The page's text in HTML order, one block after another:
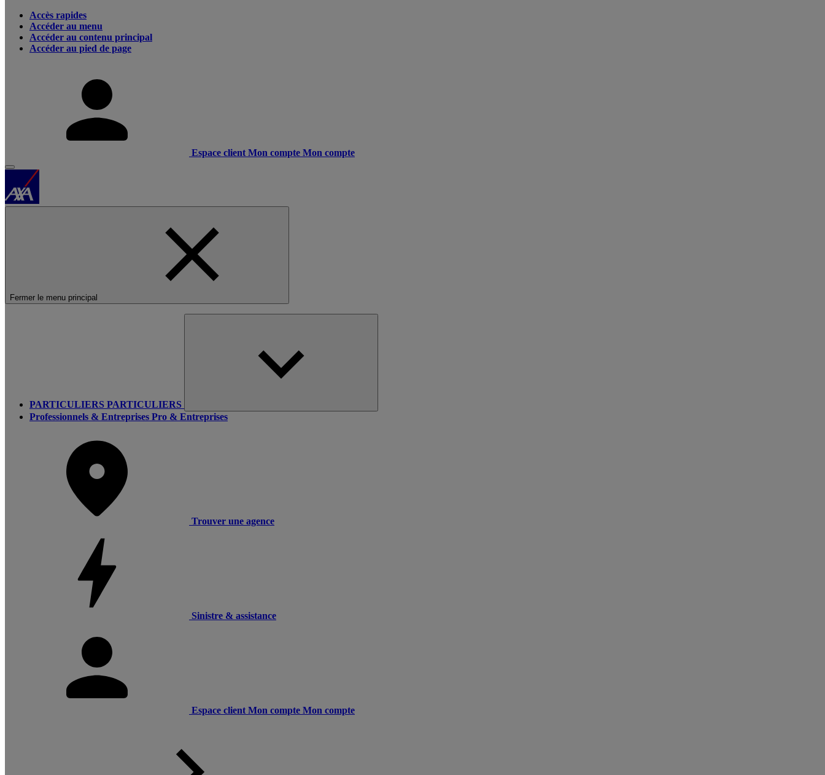
Accès rapides
Accéder au menu
Accéder au contenu principal
Accéder au pied de page
Espace client Mon compte Mon compte
Fermer le menu principal
PARTICULIERS PARTICULIERS
Professionnels & Entreprises Pro & Entreprises
Trouver une agence
Sinistre & assistance
Espace client Mon compte Mon compte